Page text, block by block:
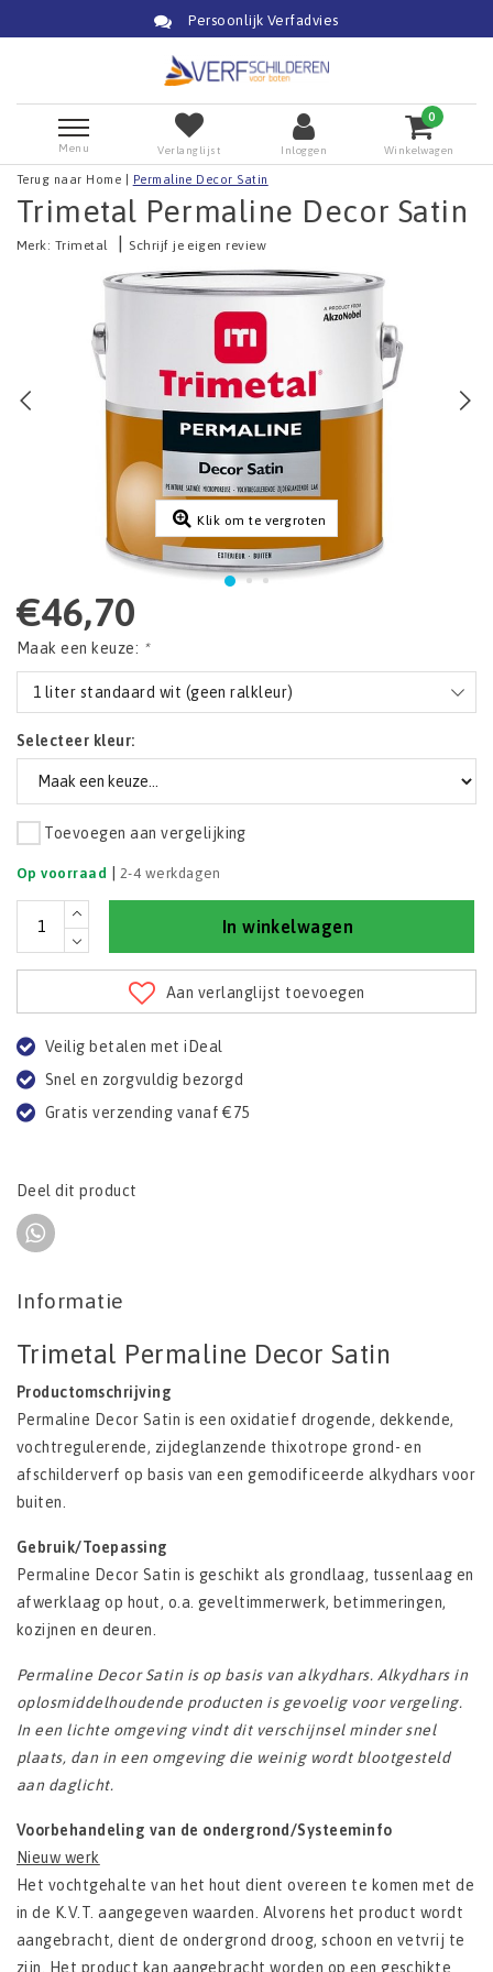
Persoonlijk Verfadvies
Menu Verlanglijst Inloggen
0
Winkelwagen
Terug naar Home Permaline Decor Satin
Trimetal Permaline Decor Satin
Merk: Trimetal Schrijf je eigen review
Klik om te vergroten
€46,70
Maak een keuze: *
1 liter standaard wit (geen ralkleur)
Selecteer kleur:
Toevoegen aan vergelijking
Op voorraad 2-4 werkdagen
In winkelwagen
Aan verlanglijst toevoegen
Veilig betalen met iDeal
Snel en zorgvuldig bezorgd
Gratis verzending vanaf €75
Deel dit product
Informatie
Trimetal Permaline Decor Satin
Productomschrijving
Permaline Decor Satin is een oxidatief drogende, dekkende,
vochtregulerende, zijdeglanzende thixotrope grond- en
afschilderverf op basis van een gemodificeerde alkydhars voor
buiten.
Gebruik/Toepassing
Permaline Decor Satin is geschikt als grondlaag, tussenlaag en
afwerklaag op hout, o.a. geveltimmerwerk, betimmeringen,
kozijnen en deuren.
Permaline Decor Satin is op basis van alkydhars. Alkydhars in
oplosmiddelhoudende producten is gevoelig voor vergeling.
In een lichte omgeving vindt dit verschijnsel minder snel
plaats, dan in een omgeving die weinig wordt blootgesteld
aan daglicht.
Voorbehandeling van de ondergrond/Systeeminfo
Nieuw werk
Het vochtgehalte van het hout dient overeen te komen met de
in de K.V.T. aangegeven waarden. Alvorens het product wordt
aangebracht, dient de ondergrond droog, schoon en vetvrij te
zijn. Het product kan aangebracht worden op een geschikte